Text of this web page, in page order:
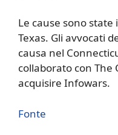
Le cause sono
Texas. Gli avvocati
causa nel
collaborato con The
acquisire Infowars.
Fonte